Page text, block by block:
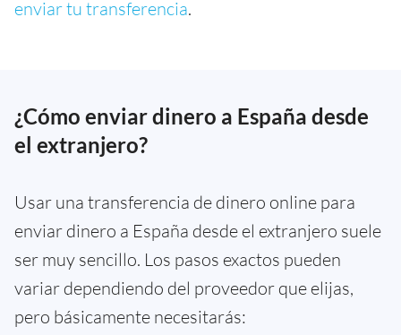
enviar tu transferencia.
¿Cómo enviar dinero a España desde
el extranjero?
Usar una transferencia de dinero online para
enviar dinero a España desde el extranjero suele
ser muy sencillo. Los pasos exactos pueden
variar dependiendo del proveedor que elijas,
pero básicamente necesitarás: